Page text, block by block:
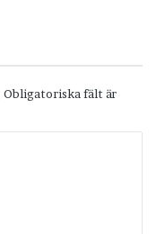
Obligatoriska fält är